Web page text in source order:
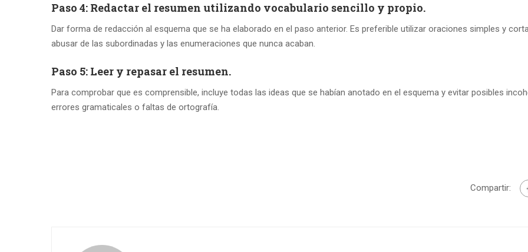
Paso 4: Redactar el resumen utilizando vocabulario sencillo y propio.
Dar forma de redacción al esquema que se ha elaborado en el paso anterior. Es preferible utilizar oraciones simples y
abusar de las subordinadas y las enumeraciones que nunca acaban.
Paso 5: Leer y repasar el resumen.
Para comprobar que es comprensible, incluye todas las ideas que se habían anotado en el esquema y evitar posibles
errores gramaticales o faltas de ortografía.
Compartir: